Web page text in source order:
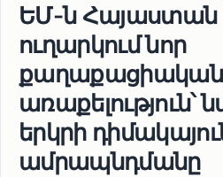
ԵՄ-ն Հայաստան
ուղարկում նոր
քաղաքացիական
առաքելություն՝
երկրի
ամրապնդմանը